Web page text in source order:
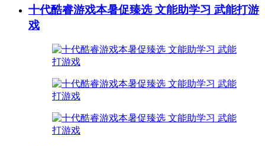
十代酷睿游戏本暑促臻选 文能助学习 武能打游
戏